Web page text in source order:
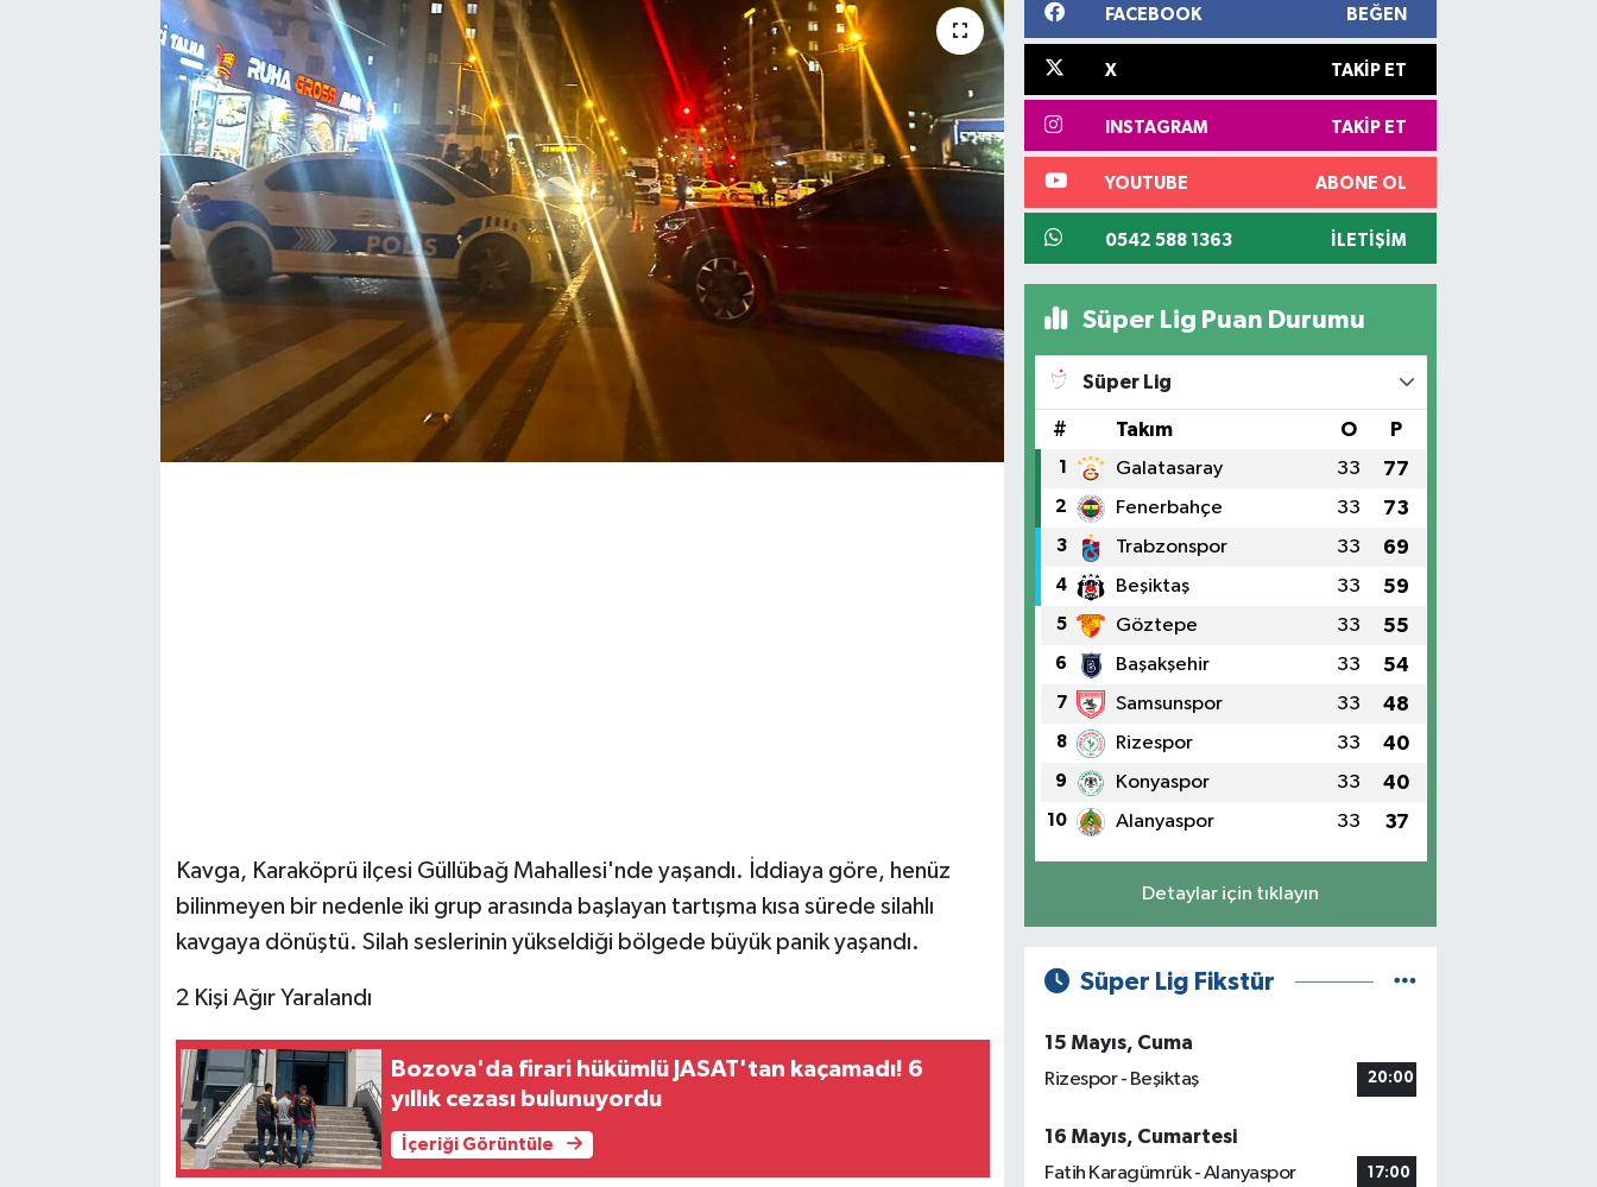
Kavga, Karaköprü ilçesi Güllübağ Mahallesi'nde yaşandı. İddiaya göre, henüz
bilinmeyen bir nedenle iki grup arasında başlayan tartışma kısa sürede silahlı
kavgaya dönüştü. Silah seslerinin yükseldiği bölgede büyük panik yaşandı.
2 Kişi Ağır Yaralandı
Bozova'da firari hükümlü JASAT'tan kaçamadı! 6
yıllık cezası bulunuyordu
İçeriği Görüntüle
FACEBOOK BEĞEN
X TAKIP ET
INSTAGRAM TAKIP ET
YOUTUBE ABONE OL
0542 588 1363 İLETIŞIM
Süper Lig Puan Durumu
Süper Lig
# Takım O P
1 Galatasaray 33 77
2 Fenerbahçe 33 73
3 Trabzonspor 33 69
4 Beşiktaş 33 59
5 Göztepe 33 55
6 Başakşehir 33 54
7 Samsunspor 33 48
8 Rizespor 33 40
9 Konyaspor 33 40
10 Alanyaspor 33 37
Detaylar için tıklayın
Süper Lig Fikstür
15 Mayıs, Cuma
Rizespor - Beşiktaş
20:00
16 Mayıs, Cumartesi
Fatih Karagümrük - Alanyaspor
17:00